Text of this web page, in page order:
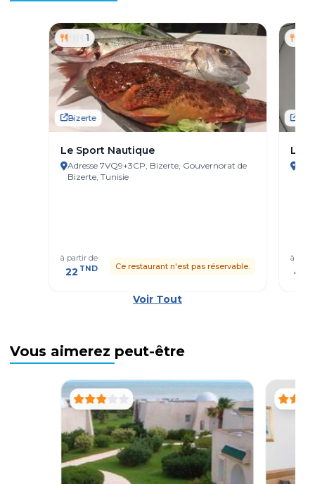
1
Bizerte
Le Sport Nautique
Adresse 7VQ9+3CP, Bizerte, Gouvernorat de
Bizerte, Tunisie
à partir de
22 TND Ce restaurant n'est pas réservable.
Le
à
47
Voir Tout
Vous aimerez peut-être